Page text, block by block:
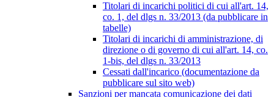
Titolari di incarichi politici di cui all'art. 14,
co. 1, del dlgs n. 33/2013 (da pubblicare in
tabelle)
Titolari di incarichi di amministrazione, di
direzione o di governo di cui all'art. 14, co.
1-bis, del dlgs n. 33/2013
Cessati dall'incarico (documentazione da
pubblicare sul sito web)
Sanzioni per mancata comunicazione dei dati